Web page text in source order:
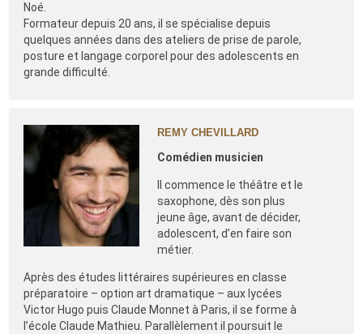
Noé.
Formateur depuis 20 ans, il se spécialise depuis
quelques années dans des ateliers de prise de parole,
posture et langage corporel pour des adolescents en
grande difficulté.
REMY CHEVILLARD
Comédien musicien
Il commence le théâtre et le
saxophone, dès son plus
jeune âge, avant de décider,
adolescent, d’en faire son
métier.
Après des études littéraires supérieures en classe
préparatoire – option art dramatique – aux lycées
Victor Hugo puis Claude Monnet à Paris, il se forme à
l’école Claude Mathieu. Parallèlement il poursuit le